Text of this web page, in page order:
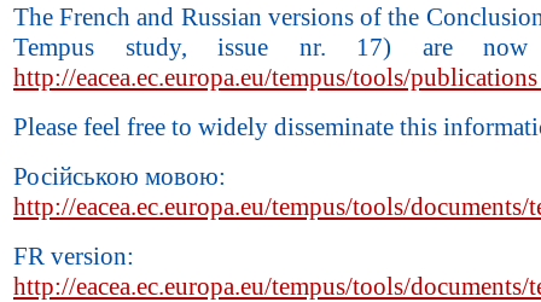
The French and Russian versions of the
Tempus study, issue nr. 17) are
http://eacea.ec.europa.eu/tempus/tools/
Please feel free to widely disseminate this
Російською мовою:
http://eacea.ec.europa.eu/tempus/tools/
FR version:
http://eacea.ec.europa.eu/tempus/tools/